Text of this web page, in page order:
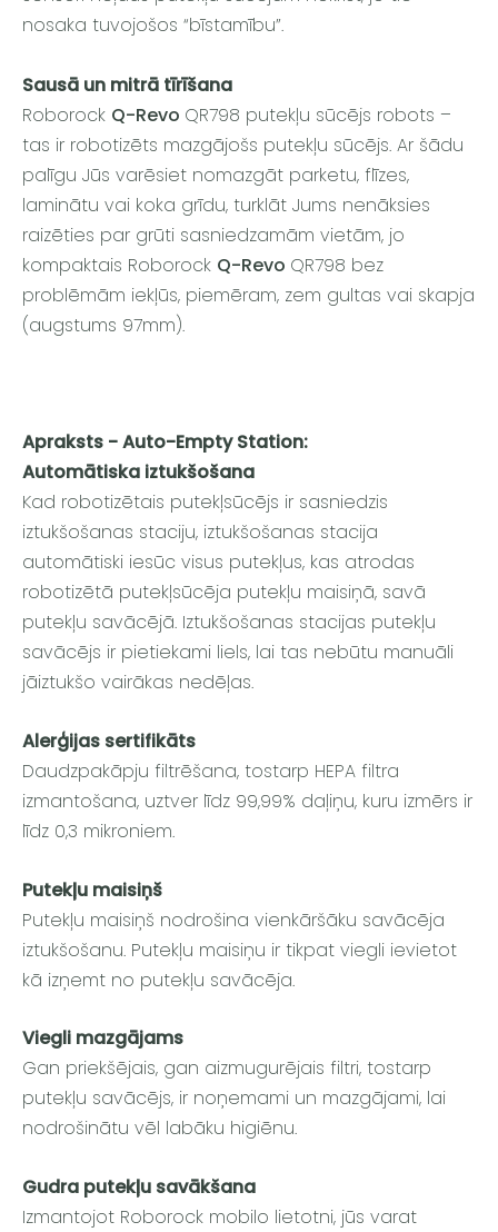
nosaka tuvojošos “bīstamību”.
Sausā un mitrā tīrīšana
Roborock Q-Revo QR798 putekļu sūcējs robots –
tas ir robotizēts mazgājošs putekļu sūcējs. Ar šādu
palīgu Jūs varēsiet nomazgāt parketu, flīzes,
laminātu vai koka grīdu, turklāt Jums nenāksies
raizēties par grūti sasniedzamām vietām, jo
kompaktais Roborock Q-Revo QR798 bez
problēmām iekļūs, piemēram, zem gultas vai skapja
(augstums 97mm).
Apraksts - Auto-Empty Station:
Automātiska iztukšošana
Kad robotizētais putekļsūcējs ir sasniedzis
iztukšošanas staciju, iztukšošanas stacija
automātiski iesūc visus putekļus, kas atrodas
robotizētā putekļsūcēja putekļu maisiņā, savā
putekļu savācējā. Iztukšošanas stacijas putekļu
savācējs ir pietiekami liels, lai tas nebūtu manuāli
jāiztukšo vairākas nedēļas.
Alerģijas sertifikāts
Daudzpakāpju filtrēšana, tostarp HEPA filtra
izmantošana, uztver līdz 99,99% daļiņu, kuru izmērs ir
līdz 0,3 mikroniem.
Putekļu maisiņš
Putekļu maisiņš nodrošina vienkāršāku savācēja
iztukšošanu. Putekļu maisiņu ir tikpat viegli ievietot
kā izņemt no putekļu savācēja.
Viegli mazgājams
Gan priekšējais, gan aizmugurējais filtri, tostarp
putekļu savācējs, ir noņemami un mazgājami, lai
nodrošinātu vēl labāku higiēnu.
Gudra putekļu savākšana
Izmantojot Roborock mobilo lietotni, jūs varat